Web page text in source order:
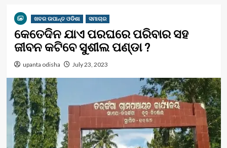
ଖବର ଉପାନ୍ତ ଓଡିଶା ସମାଚାର
କେତେଦିନ ଯାଏ ପରଘରେ ପରିବାର ସହ
ଜୀବନ କଟିବେ ସୁଶୀଲ ପଣ୍ଡା ?
upanta odisha July 23, 2023